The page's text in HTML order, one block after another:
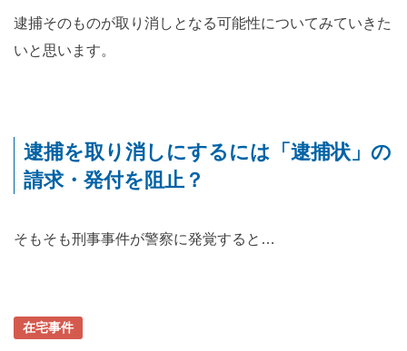
逮捕そのものが取り消しとなる可能性についてみていきた
いと思います。
逮捕を取り消しにするには「逮捕状」の
請求・発付を阻止？
そもそも刑事事件が警察に発覚すると…
在宅事件